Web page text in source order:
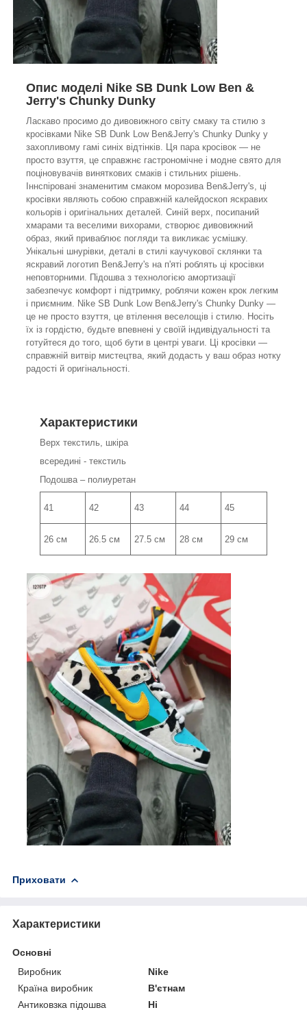
Опис моделі Nike SB Dunk Low Ben &
Jerry's Chunky Dunky
Ласкаво просимо до дивовижного світу смаку та стилю з
кросівками Nike SB Dunk Low Ben&Jerry's Chunky Dunky у
захопливому гамі синіх відтінків. Ця пара кросівок — не
просто взуття, це справжнє гастрономічне і модне свято для
поціновувачів виняткових смаків і стильних рішень.
Іннспіровані знаменитим смаком морозива Ben&Jerry's, ці
кросівки являють собою справжній калейдоскоп яскравих
кольорів і оригінальних деталей. Синій верх, посипаний
хмарами та веселими вихорами, створює дивовижний
образ, який приваблює погляди та викликає усмішку.
Унікальні шнурівки, деталі в стилі каучукової склянки та
яскравий логотип Ben&Jerry's на п'яті роблять ці кросівки
неповторними. Підошва з технологією амортизації
забезпечує комфорт і підтримку, роблячи кожен крок легким
і приємним. Nike SB Dunk Low Ben&Jerry's Chunky Dunky —
це не просто взуття, це втілення веселощів і стилю. Носіть
їх із гордістю, будьте впевнені у своїй індивідуальності та
готуйтеся до того, щоб бути в центрі уваги. Ці кросівки —
справжній витвір мистецтва, який додасть у ваш образ нотку
радості й оригінальності.
Характеристики
Верх текстиль, шкіра
всередині - текстиль
Подошва – полиуретан
41 42 43 44 45
26 см 26.5 см 27.5 см 28 см 29 см
Приховати
Характеристики
Основні
Виробник
Nike
Країна виробник
В'єтнам
Антиковзка підошва
Ні